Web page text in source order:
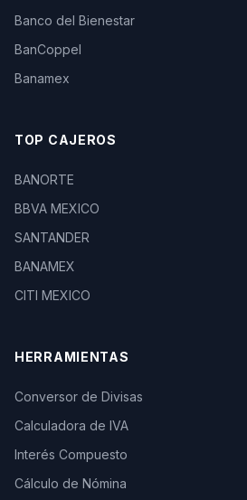
Banco del Bienestar
BanCoppel
Banamex
TOP CAJEROS
BANORTE
BBVA MEXICO
SANTANDER
BANAMEX
CITI MEXICO
HERRAMIENTAS
Conversor de Divisas
Calculadora de IVA
Interés Compuesto
Cálculo de Nómina